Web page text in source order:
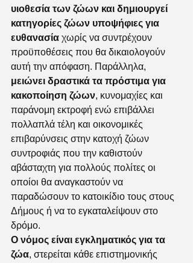
υιοθεσία των ζώων και δημιουργεί
κατηγορίες ζώων υποψήφιες για
ευθανασία χωρίς να συντρέχουν
προϋποθέσεις που θα δικαιολογούν
αυτή την απόφαση. Παράλληλα,
μειώνει δραστικά τα πρόστιμα για
κακοποίηση ζώων, κυνομαχίες και
παράνομη εκτροφή ενώ επιβάλλει
πολλαπλά τέλη και οικονομικές
επιβαρύνσεις στην κατοχή ζώων
συντροφιάς που την καθιστούν
αβάσταχτη για πολλούς πολίτες οι
οποίοι θα αναγκαστούν να
παραδώσουν το κατοικίδιο τους στους
Δήμους ή να το εγκαταλείψουν στο
δρόμο.
Ο νόμος είναι εγκληματικός για τα
ζώα, στερείται κάθε επιστημονικής